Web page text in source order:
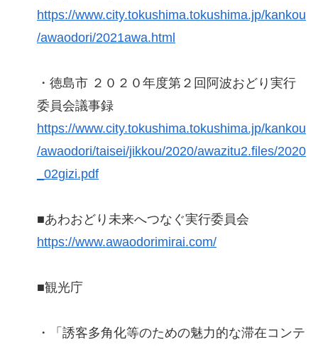
https://www.city.tokushima.tokushima.jp/kankou
/awaodori/2021awa.html
・徳島市 ２０２０年度第２回阿波おどり実行
委員会議事録
https://www.city.tokushima.tokushima.jp/kankou
/awaodori/taisei/jikkou/2020/awazitu2.files/2020
_02gizi.pdf
■あわおどり未来へつなぐ実行委員会
https://www.awaodorimirai.com/
■観光庁
・「誘客多角化等のための魅力的な滞在コンテ